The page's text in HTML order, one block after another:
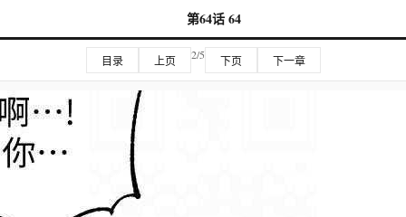
第64话 64
目录 上页 2/5 下页 下一章